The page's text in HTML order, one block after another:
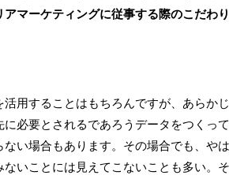
アマーケティングに従事する際のこだわり
活用することはもちろんですが、あらかじ
に必要とされるであろうデータをつくって
ない場合もあります。その場合でも、やは
ないことには見えてこないことも多い。そ